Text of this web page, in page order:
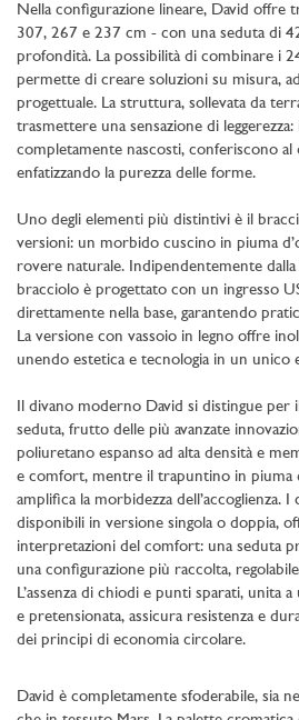
Nella configurazione lineare, David offre
307, 267 e 237 cm - con una seduta di
profondità. La possibilità di combinare i
permette di creare soluzioni su misura,
progettuale. La struttura, sollevata da
trasmettere una sensazione di
completamente nascosti, conferiscono al
enfatizzando la purezza delle forme.
Uno degli elementi più distintivi è il
versioni: un morbido cuscino in piuma
rovere naturale. Indipendentemente
bracciolo è progettato con un ingresso
direttamente nella base, garantendo
La versione con vassoio in legno offre
unendo estetica e tecnologia in un unico
Il divano moderno David si distingue per
seduta, frutto delle più avanzate
poliuretano espanso ad alta densità e
e comfort, mentre il trapuntino in piuma
amplifica la morbidezza dell’accoglienza.
disponibili in versione singola o doppia,
interpretazioni del comfort: una seduta
una configurazione più raccolta,
L’assenza di chiodi e punti sparati, unita
e pretensionata, assicura resistenza e
dei principi di economia circolare.
David è completamente sfoderabile, sia